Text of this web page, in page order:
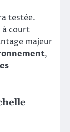
testée.
à court
majeur
,